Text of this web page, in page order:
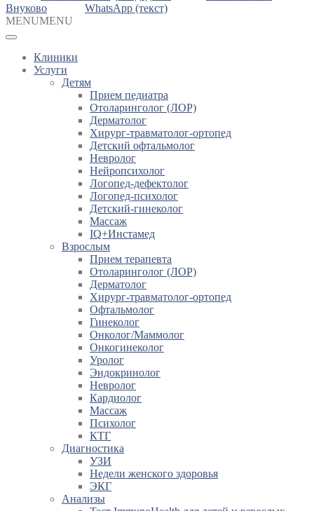
Внуково
WhatsApp (текст)
MENUMENU
Клиники
Услуги
Детям
Прием педиатра
Отоларинголог (ЛОР)
Дерматолог
Хирург-травматолог-ортопед
Детский офтальмолог
Невролог
Нейропсихолог
Логопед-дефектолог
Логопед-психолог
Детский-гинеколог
Массаж
IQ+Инстамед
Взрослым
Прием терапевта
Отоларинголог (ЛОР)
Дерматолог
Хирург-травматолог-ортопед
Офтальмолог
Гинеколог
Онколог/Маммолог
Онкогинеколог
Уролог
Эндокринолог
Невролог
Кардиолог
Массаж
Психолог
КТГ
Диагностика
УЗИ
Недели женского здоровья
ЭКГ
Анализы